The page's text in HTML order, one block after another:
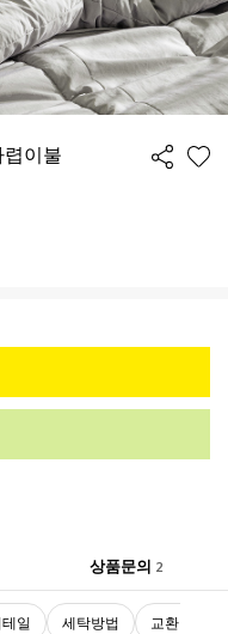
렵이불
상품문의 2
일 세탁방법 교환 및 반